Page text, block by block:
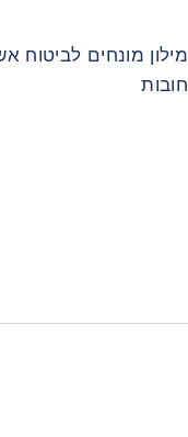
מילון מונחים לביטוח
חובות